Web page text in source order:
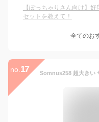
【ぽっちゃりさん向け】
セットを教えて！
全てのお
no. 17